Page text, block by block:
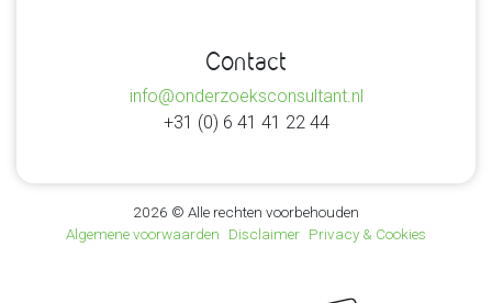
Contact
info@onderzoeksconsultant.nl
+31 (0) 6 41 41 22 44
2026 © Alle rechten voorbehouden
Algemene voorwaarden
Disclaimer Privacy & Cookies